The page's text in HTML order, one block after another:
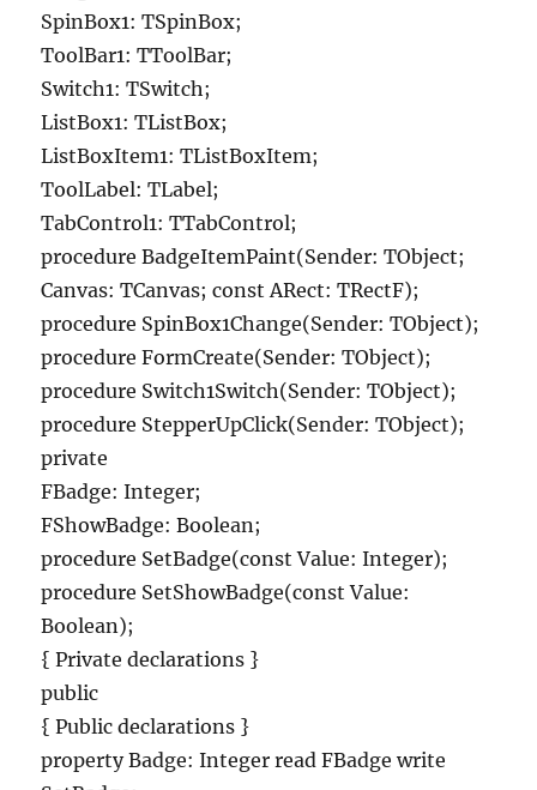
SpinBox1: TSpinBox;
ToolBar1: TToolBar;
Switch1: TSwitch;
ListBox1: TListBox;
ListBoxItem1: TListBoxItem;
ToolLabel: TLabel;
TabControl1: TTabControl;
procedure BadgeItemPaint(Sender: TObject;
Canvas: TCanvas; const ARect: TRectF);
procedure SpinBox1Change(Sender: TObject);
procedure FormCreate(Sender: TObject);
procedure Switch1Switch(Sender: TObject);
procedure StepperUpClick(Sender: TObject);
private
FBadge: Integer;
FShowBadge: Boolean;
procedure SetBadge(const Value: Integer);
procedure SetShowBadge(const Value:
Boolean);
{ Private declarations }
public
{ Public declarations }
property Badge: Integer read FBadge write